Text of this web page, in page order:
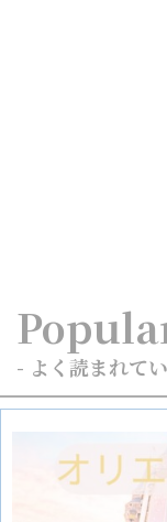
- よく読まれて